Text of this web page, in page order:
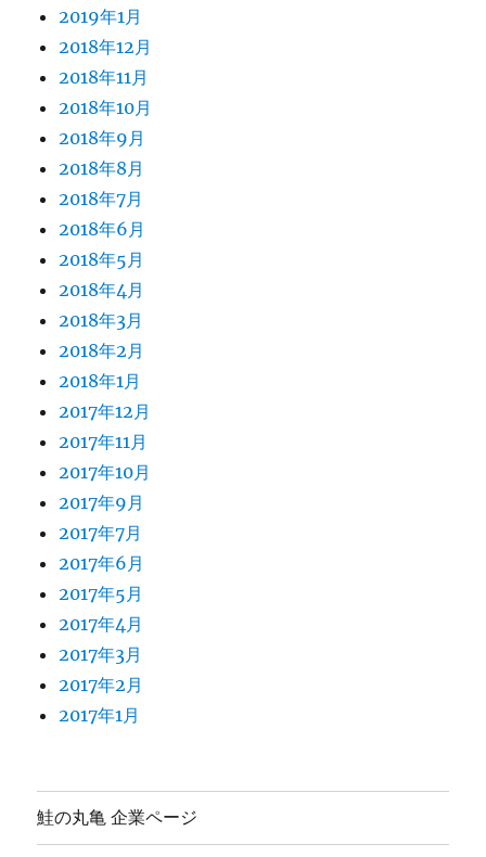
2019年1月
2018年12月
2018年11月
2018年10月
2018年9月
2018年8月
2018年7月
2018年6月
2018年5月
2018年4月
2018年3月
2018年2月
2018年1月
2017年12月
2017年11月
2017年10月
2017年9月
2017年7月
2017年6月
2017年5月
2017年4月
2017年3月
2017年2月
2017年1月
鮭の丸亀 企業ページ